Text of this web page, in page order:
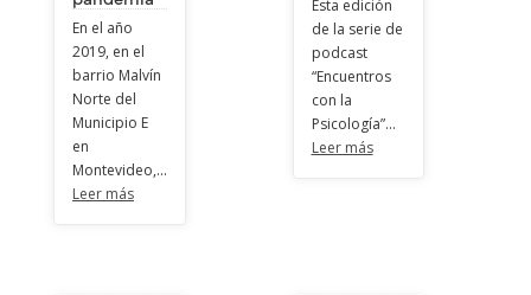
Esta edición
de la serie de
podcast
“Encuentros
con la
Psicología”...
Leer más
En el año
2019, en el
barrio Malvín
Norte del
Municipio E
en
Montevideo,...
Leer más